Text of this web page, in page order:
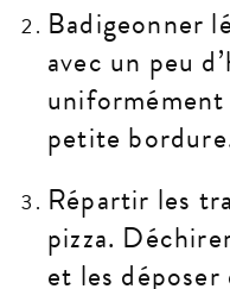
Badigeonner
avec un peu
uniformément
petite
Répartir les
pizza.
et les